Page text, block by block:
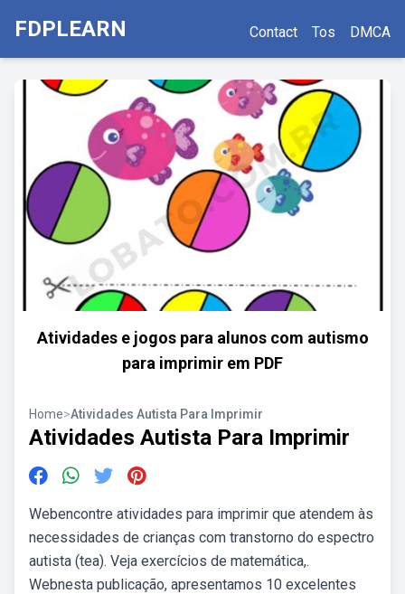
FDPLEARN Contact Tos DMCA
Atividades e jogos para alunos com autismo
para imprimir em PDF
Home>Atividades Autista Para Imprimir
Atividades Autista Para Imprimir
Webencontre atividades para imprimir que atendem às
necessidades de crianças com transtorno do espectro
autista (tea). Veja exercícios de matemática,.
Webnesta publicação, apresentamos 10 excelentes